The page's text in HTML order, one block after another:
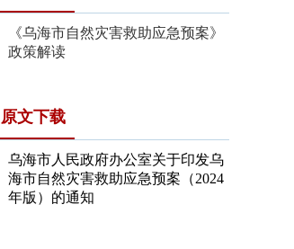
《乌海市自然灾害救助应急预案》
政策解读
原文下载
乌海市人民政府办公室关于印发乌
海市自然灾害救助应急预案（2024
年版）的通知